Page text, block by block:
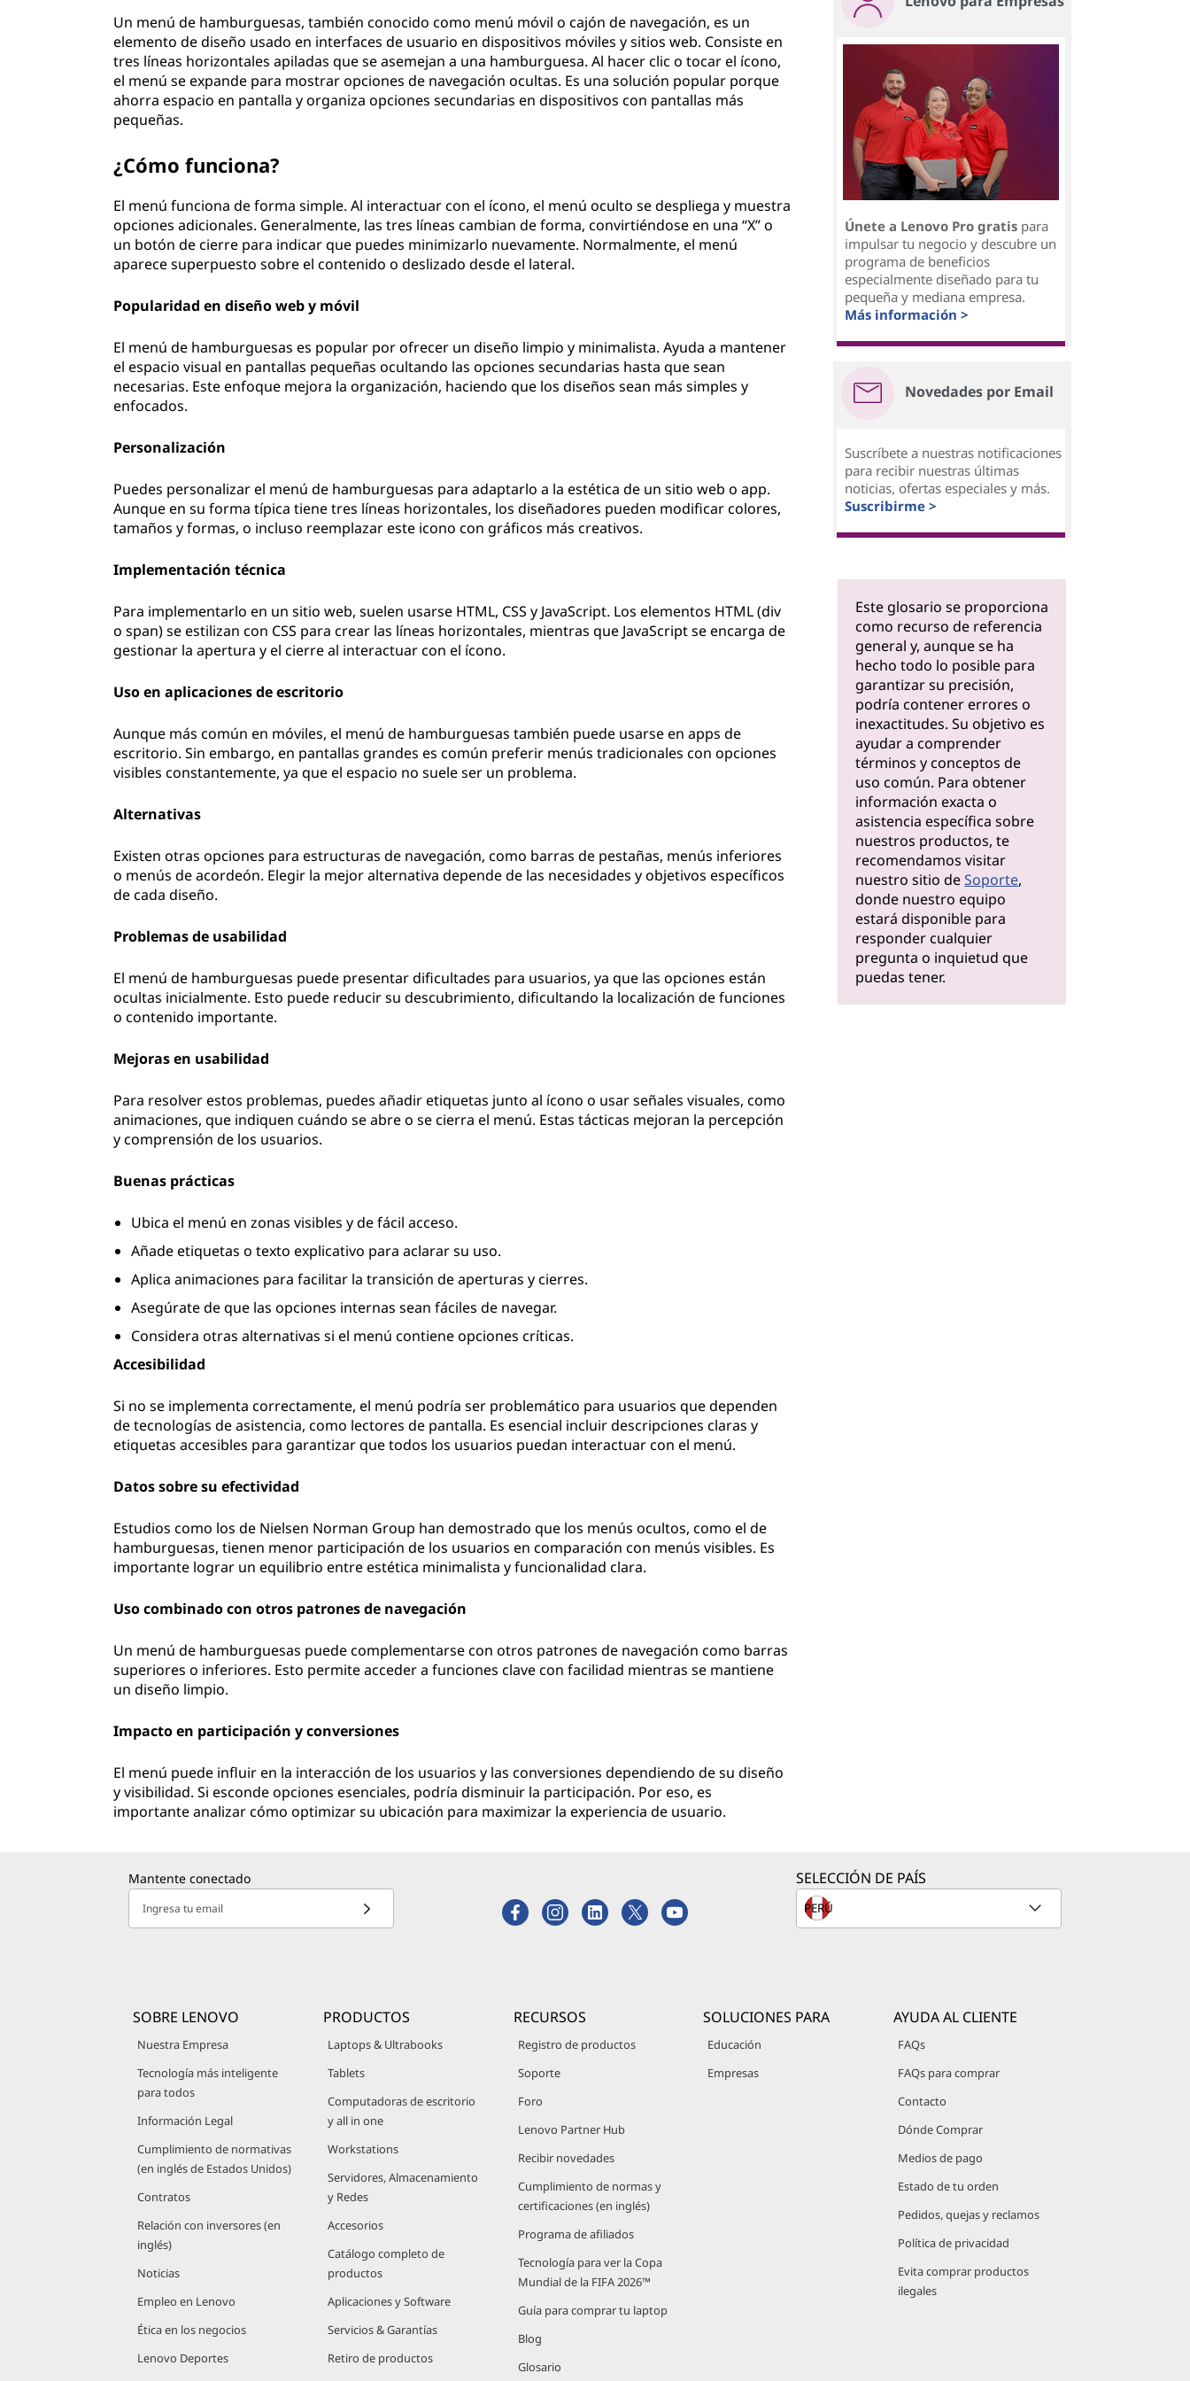
Un menú de hamburguesas, también conocido como menú móvil o cajón de navegación, es un
elemento de diseño usado en interfaces de usuario en dispositivos móviles y sitios web. Consiste en
tres líneas horizontales apiladas que se asemejan a una hamburguesa. Al hacer clic o tocar el ícono,
el menú se expande para mostrar opciones de navegación ocultas. Es una solución popular porque
ahorra espacio en pantalla y organiza opciones secundarias en dispositivos con pantallas más
pequeñas.
¿Cómo funciona?
El menú funciona de forma simple. Al interactuar con el ícono, el menú oculto se despliega y muestra
opciones adicionales. Generalmente, las tres líneas cambian de forma, convirtiéndose en una “X” o
un botón de cierre para indicar que puedes minimizarlo nuevamente. Normalmente, el menú
aparece superpuesto sobre el contenido o deslizado desde el lateral.
Popularidad en diseño web y móvil
El menú de hamburguesas es popular por ofrecer un diseño limpio y minimalista. Ayuda a mantener
el espacio visual en pantallas pequeñas ocultando las opciones secundarias hasta que sean
necesarias. Este enfoque mejora la organización, haciendo que los diseños sean más simples y
enfocados.
Personalización
Puedes personalizar el menú de hamburguesas para adaptarlo a la estética de un sitio web o app.
Aunque en su forma típica tiene tres líneas horizontales, los diseñadores pueden modificar colores,
tamaños y formas, o incluso reemplazar este icono con gráficos más creativos.
Implementación técnica
Para implementarlo en un sitio web, suelen usarse HTML, CSS y JavaScript. Los elementos HTML (div
o span) se estilizan con CSS para crear las líneas horizontales, mientras que JavaScript se encarga de
gestionar la apertura y el cierre al interactuar con el ícono.
Uso en aplicaciones de escritorio
Aunque más común en móviles, el menú de hamburguesas también puede usarse en apps de
escritorio. Sin embargo, en pantallas grandes es común preferir menús tradicionales con opciones
visibles constantemente, ya que el espacio no suele ser un problema.
Alternativas
Existen otras opciones para estructuras de navegación, como barras de pestañas, menús inferiores
o menús de acordeón. Elegir la mejor alternativa depende de las necesidades y objetivos específicos
de cada diseño.
Problemas de usabilidad
El menú de hamburguesas puede presentar dificultades para usuarios, ya que las opciones están
ocultas inicialmente. Esto puede reducir su descubrimiento, dificultando la localización de funciones
o contenido importante.
Mejoras en usabilidad
Para resolver estos problemas, puedes añadir etiquetas junto al ícono o usar señales visuales, como
animaciones, que indiquen cuándo se abre o se cierra el menú. Estas tácticas mejoran la percepción
y comprensión de los usuarios.
Buenas prácticas
Ubica el menú en zonas visibles y de fácil acceso.
Añade etiquetas o texto explicativo para aclarar su uso.
Aplica animaciones para facilitar la transición de aperturas y cierres.
Asegúrate de que las opciones internas sean fáciles de navegar.
Considera otras alternativas si el menú contiene opciones críticas.
Accesibilidad
Si no se implementa correctamente, el menú podría ser problemático para usuarios que dependen
de tecnologías de asistencia, como lectores de pantalla. Es esencial incluir descripciones claras y
etiquetas accesibles para garantizar que todos los usuarios puedan interactuar con el menú.
Datos sobre su efectividad
Estudios como los de Nielsen Norman Group han demostrado que los menús ocultos, como el de
hamburguesas, tienen menor participación de los usuarios en comparación con menús visibles. Es
importante lograr un equilibrio entre estética minimalista y funcionalidad clara.
Uso combinado con otros patrones de navegación
Un menú de hamburguesas puede complementarse con otros patrones de navegación como barras
superiores o inferiores. Esto permite acceder a funciones clave con facilidad mientras se mantiene
un diseño limpio.
Impacto en participación y conversiones
El menú puede influir en la interacción de los usuarios y las conversiones dependiendo de su diseño
y visibilidad. Si esconde opciones esenciales, podría disminuir la participación. Por eso, es
importante analizar cómo optimizar su ubicación para maximizar la experiencia de usuario.
Únete a Lenovo Pro gratispara
impulsar tu negocio y descubre un
programa de beneficios
especialmente diseñado para tu
pequeña y mediana empresa.
Más información >
Novedades por Email
Suscríbete a nuestras notificaciones
para recibir nuestras últimas
noticias, ofertas especiales y más.
Suscribirme >
Este glosario se proporciona
como recurso de referencia
general y, aunque se ha
hecho todo lo posible para
garantizar su precisión,
podría contener errores o
inexactitudes. Su objetivo es
ayudar a comprender
términos y conceptos de
uso común. Para obtener
información exacta o
asistencia específica sobre
nuestros productos, te
recomendamos visitar
nuestro sitio deSoporte,
donde nuestro equipo
estará disponible para
responder cualquier
pregunta o inquietud que
puedas tener.
Mantente conectado
Ingresa tu email
SELECCIÓN DE PAÍS
SOBRE LENOVO
Nuestra Empresa
Tecnología más inteligente
para todos
Información Legal
Cumplimiento de normativas
(en inglés de Estados Unidos)
Contratos
Relación con inversores (en
inglés)
Noticias
Empleo en Lenovo
Ética en los negocios
Lenovo Deportes
PRODUCTOS
Laptops & Ultrabooks
Tablets
Computadoras de escritorio
y all in one
Workstations
Servidores, Almacenamiento
y Redes
Accesorios
Catálogo completo de
productos
Aplicaciones y Software
Servicios & Garantías
Retiro de productos
RECURSOS
Registro de productos
Soporte
Foro
Lenovo Partner Hub
Recibir novedades
Cumplimiento de normas y
certificaciones (en inglés)
Programa de afiliados
Tecnología para ver la Copa
Mundial de la FIFA 2026™
Guía para comprar tu laptop
Blog
Glosario
SOLUCIONES PARA
Educación
Empresas
AYUDA AL CLIENTE
FAQs
FAQs para comprar
Contacto
Dónde Comprar
Medios de pago
Estado de tu orden
Pedidos, quejas y reclamos
Política de privacidad
Evita comprar productos
ilegales